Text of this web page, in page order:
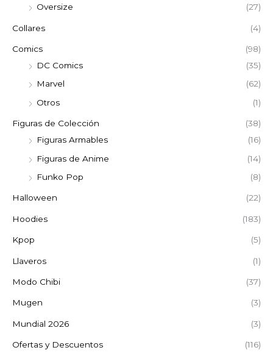
Oversize (27)
Collares (4)
Comics
(98)
DC Comics
(35)
Marvel
(62)
Otros
(1)
Figuras de Colección
(38)
Figuras Armables
(16)
Figuras de Anime
(14)
Funko Pop
(8)
Halloween (22)
Hoodies (183)
Kpop (5)
Llaveros (1)
Modo Chibi (37)
Mugen (3)
Mundial 2026 (3)
Ofertas y Descuentos (116)